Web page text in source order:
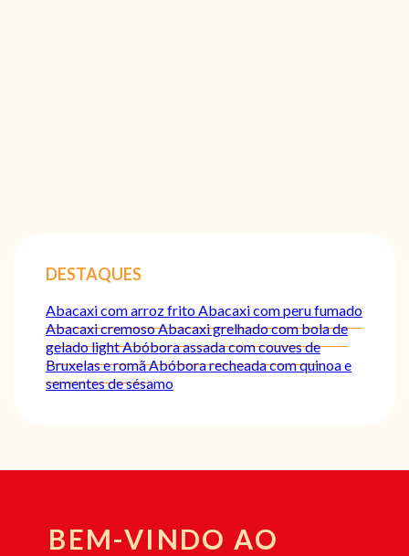
DESTAQUES
Abacaxi com arroz fritoAbacaxi com peru fumado
Abacaxi cremosoAbacaxi grelhado com bola de
gelado lightAbóbora assada com couves de
Bruxelas e romãAbóbora recheada com quinoa e
sementes de sésamo
BEM-VINDO AO